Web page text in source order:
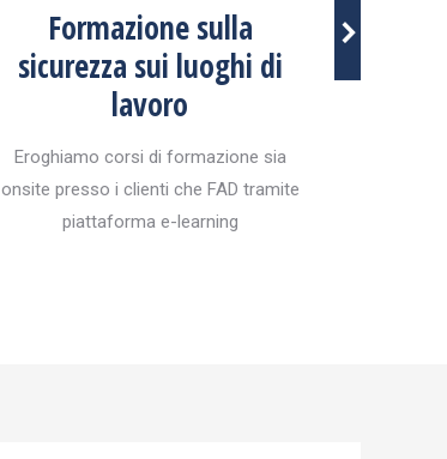
Formazione sulla
sicurezza sui luoghi di
lavoro
Eroghiamo corsi di formazione sia
onsite presso i clienti che FAD tramite
piattaforma e-learning
Metti in